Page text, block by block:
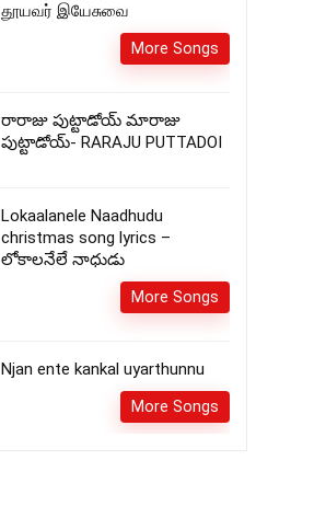
தூயவர் இயேசுவை
More Songs
రారాజు పుట్టాడోయ్ మారాజు
పుట్టాడోయ్- RARAJU PUTTADOI
Lokaalanele Naadhudu
christmas song lyrics –
లోకాలనేలే నాధుడు
More Songs
Njan ente kankal uyarthunnu
More Songs